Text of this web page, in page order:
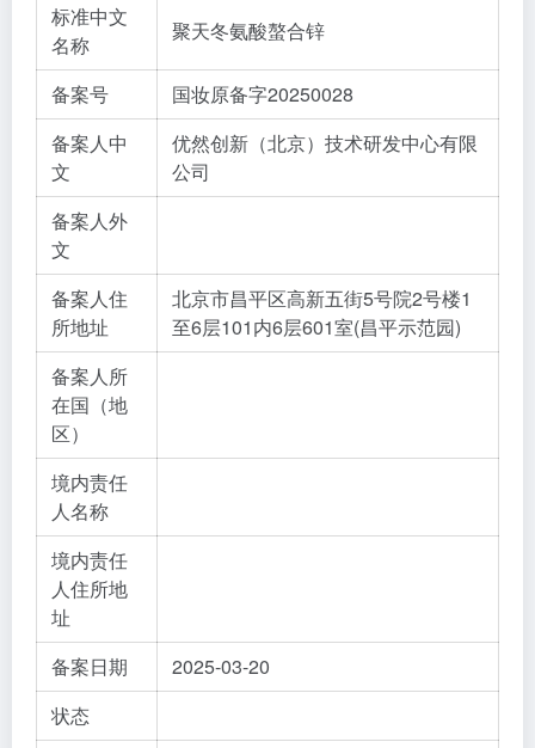
标准中文
名称
聚天冬氨酸螯合锌
备案号
国妆原备字20250028
备案人中
文
优然创新（北京）技术研发中心有限
公司
备案人外
文
备案人住
所地址
北京市昌平区高新五街5号院2号楼1
至6层101内6层601室(昌平示范园)
备案人所
在国（地
区）
境内责任
人名称
境内责任
人住所地
址
备案日期
2025-03-20
状态